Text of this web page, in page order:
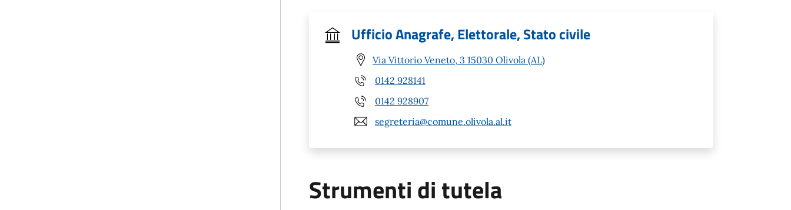
Ufficio Anagrafe, Elettorale, Stato civile
Via Vittorio Veneto, 3 15030 Olivola (AL)
0142 928141
0142 928907
segreteria@comune.olivola.al.it
Strumenti di tutela